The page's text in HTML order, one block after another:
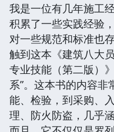
我是一位有几年施工
积累了一些实践经验
对一些规范和标准也
触到这本《建筑八大
专业技能（第二版）
系”。这本书的内容
能、检验，到采购、
理、防火防盗，几乎